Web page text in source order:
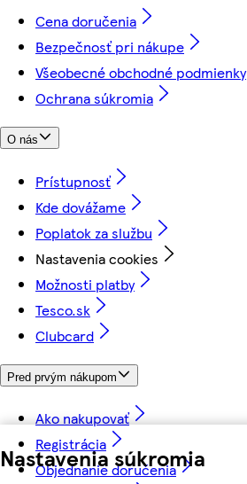
Nastavenia súkromia
Cena doručenia
Bezpečnosť pri nákupe
Všeobecné obchodné podmienky
Ochrana súkromia
O nás
Prístupnosť
Kde dovážame
Poplatok za službu
Nastavenia cookies
Možnosti platby
Tesco.sk
Clubcard
Pred prvým nákupom
Ako nakupovať
Registrácia
Objednanie doručenia